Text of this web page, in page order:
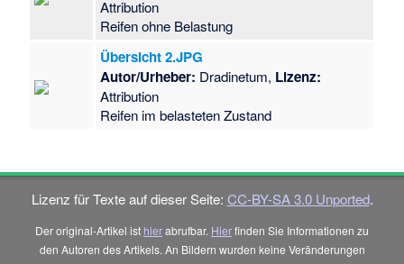
Attribution
Reifen ohne Belastung
Übersicht 2.JPG
Autor/Urheber: Dradinetum, Lizenz:
Attribution
Reifen im belasteten Zustand
Lizenz für Texte auf dieser Seite: CC-BY-SA 3.0 Unported.
Der original-Artikel ist hierabrufbar. Hierfinden Sie Informationen zu
den Autoren des Artikels. An Bildern wurden keine Veränderungen